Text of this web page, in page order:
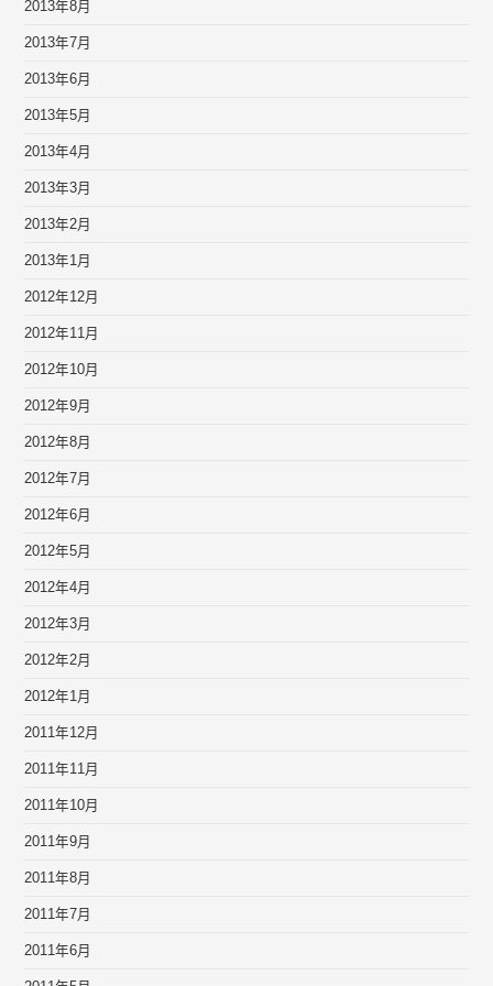
2013年8月
2013年7月
2013年6月
2013年5月
2013年4月
2013年3月
2013年2月
2013年1月
2012年12月
2012年11月
2012年10月
2012年9月
2012年8月
2012年7月
2012年6月
2012年5月
2012年4月
2012年3月
2012年2月
2012年1月
2011年12月
2011年11月
2011年10月
2011年9月
2011年8月
2011年7月
2011年6月